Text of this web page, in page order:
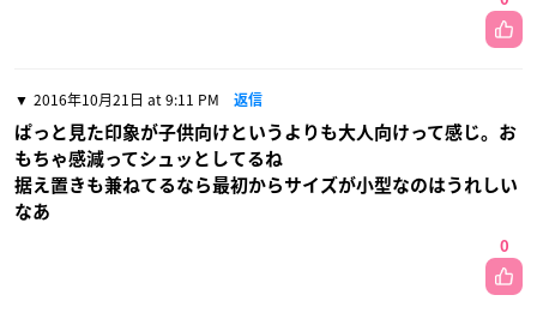
2016年10月21日 at 9:11 PM 返信
ぱっと見た印象が子供向けというよりも大人向けって感じ。お
もちゃ感減ってシュッとしてるね
据え置きも兼ねてるなら最初からサイズが小型なのはうれしい
なあ
0